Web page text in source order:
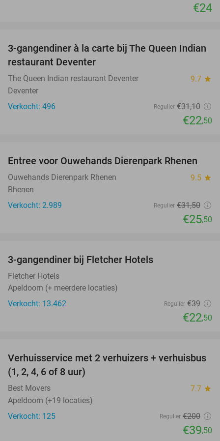
€24
28%
3-gangendiner à la carte bij The Queen Indian
restaurant Deventer
The Queen Indian restaurant Deventer 9.7 star
Deventer
Verkocht: 496
Regulier €31,10
€22,50
19%
Entree voor Ouwehands Dierenpark Rhenen
Ouwehands Dierenpark Rhenen 9.5 star
Rhenen
Verkocht: 2.989
Regulier €31,50
€25,50
3-gangendiner bij Fletcher Hotels
Fletcher Hotels
Apeldoorn (+ meerdere locaties)
Verkocht: 13.462
Regulier €39
€22,50
80%
Verhuisservice met 2 verhuizers + verhuisbus
(1, 2, 4, 6 of 8 uur)
Best Movers 7.7 star
Apeldoorn (+19 locaties)
Verkocht: 125
Regulier €200
€39,50